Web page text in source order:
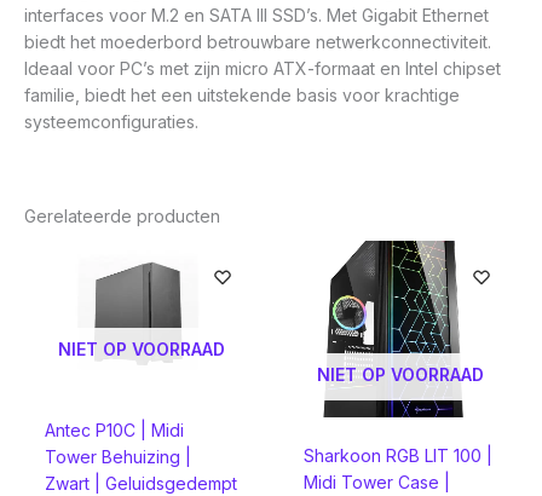
interfaces voor M.2 en SATA III SSD’s. Met Gigabit Ethernet
biedt het moederbord betrouwbare netwerkconnectiviteit.
Ideaal voor PC’s met zijn micro ATX-formaat en Intel chipset
familie, biedt het een uitstekende basis voor krachtige
systeemconfiguraties.
Gerelateerde producten
NIET OP VOORRAAD
Antec P10C | Midi
Tower Behuizing |
Zwart | Geluidsgedempt
NIET OP VOORRAAD
Sharkoon RGB LIT 100 |
Midi Tower Case |